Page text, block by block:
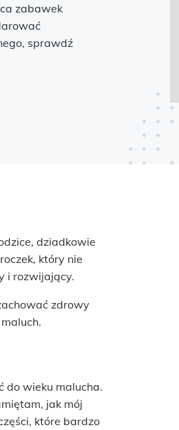
zabawek
sprawdź
dziadkowie
który nie
i rozwijający.
zdrowy
do wieku malucha.
jak mój
które bardzo